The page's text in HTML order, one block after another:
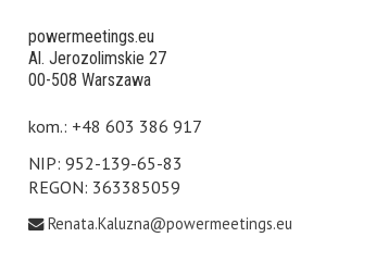
powermeetings.eu
Al. Jerozolimskie 27
00-508 Warszawa
kom.: +48 603 386 917
NIP: 952-139-65-83
REGON: 363385059
Renata.Kaluzna@powermeetings.eu